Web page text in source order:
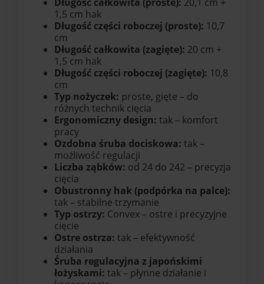
1,5 cm hak
Długość części roboczej (proste): 10,7
cm
Długość całkowita (zagięte): 20 cm +
1,5 cm hak
Długość części roboczej (zagięte): 10,8
cm
Typ nożyczek: proste, gięte – do
różnych technik cięcia
Ergonomiczny design: tak – komfort
pracy
Ozdobna śruba dociskowa: tak –
możliwość regulacji
Liczba ząbków: od 24 do 242 – precyzja
cięcia
Obustronny hak (podpórka na palce):
tak – stabilne trzymanie
Typ ostrzy: Convex – ostre i precyzyjne
cięcie
Ostre ostrza: tak – efektywność
działania
Śruba regulacyjna z japońskimi
łożyskami: tak – płynne działanie i